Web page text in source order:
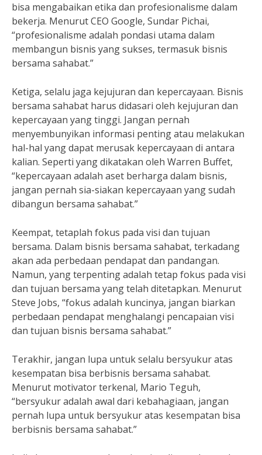
bisa mengabaikan etika dan profesionalisme dalam
bekerja. Menurut CEO Google, Sundar Pichai,
“profesionalisme adalah pondasi utama dalam
membangun bisnis yang sukses, termasuk bisnis
bersama sahabat.”
Ketiga, selalu jaga kejujuran dan kepercayaan. Bisnis
bersama sahabat harus didasari oleh kejujuran dan
kepercayaan yang tinggi. Jangan pernah
menyembunyikan informasi penting atau melakukan
hal-hal yang dapat merusak kepercayaan di antara
kalian. Seperti yang dikatakan oleh Warren Buffet,
“kepercayaan adalah aset berharga dalam bisnis,
jangan pernah sia-siakan kepercayaan yang sudah
dibangun bersama sahabat.”
Keempat, tetaplah fokus pada visi dan tujuan
bersama. Dalam bisnis bersama sahabat, terkadang
akan ada perbedaan pendapat dan pandangan.
Namun, yang terpenting adalah tetap fokus pada visi
dan tujuan bersama yang telah ditetapkan. Menurut
Steve Jobs, “fokus adalah kuncinya, jangan biarkan
perbedaan pendapat menghalangi pencapaian visi
dan tujuan bisnis bersama sahabat.”
Terakhir, jangan lupa untuk selalu bersyukur atas
kesempatan bisa berbisnis bersama sahabat.
Menurut motivator terkenal, Mario Teguh,
“bersyukur adalah awal dari kebahagiaan, jangan
pernah lupa untuk bersyukur atas kesempatan bisa
berbisnis bersama sahabat.”